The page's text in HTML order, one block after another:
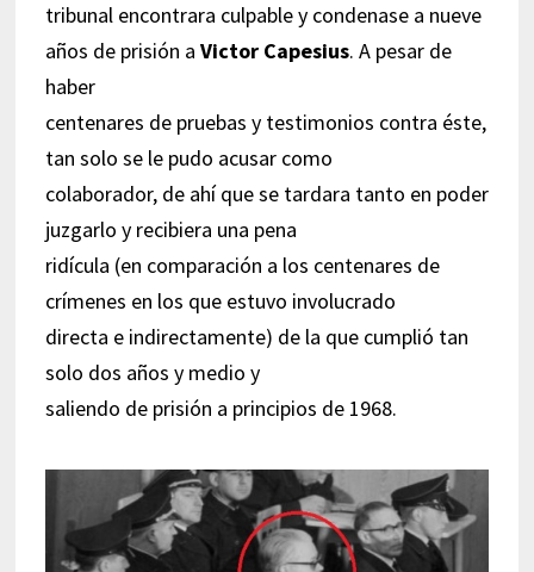
tribunal encontrara culpable y condenase a nueve
años de prisión a Victor Capesius. A pesar de
haber
centenares de pruebas y testimonios contra éste,
tan solo se le pudo acusar como
colaborador, de ahí que se tardara tanto en poder
juzgarlo y recibiera una pena
ridícula (en comparación a los centenares de
crímenes en los que estuvo involucrado
directa e indirectamente) de la que cumplió tan
solo dos años y medio y
saliendo de prisión a principios de 1968.